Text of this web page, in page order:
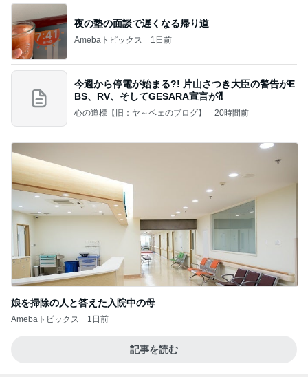
夜の塾の面談で遅くなる帰り道
Amebaトピックス 1日前
今週から停電が始まる?! 片山さつき大臣の警告がE
BS、RV、そしてGESARA宣言が⁈
心の道標【旧：ヤ～ベェのブログ】 20時間前
娘を掃除の人と答えた入院中の母
Amebaトピックス 1日前
記事を読む